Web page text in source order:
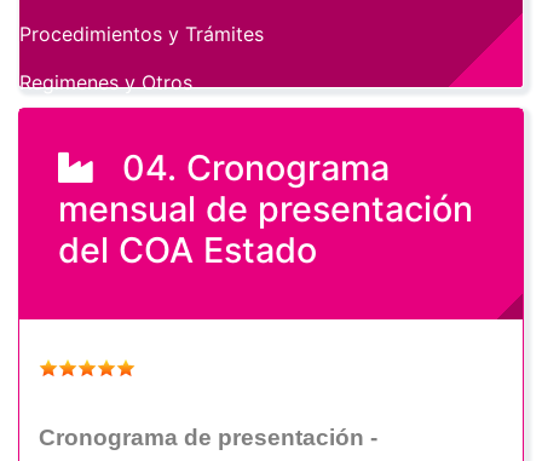
04. Cronograma
mensual de presentación
del COA Estado
Cronograma de presentación -
Procedimientos y Trámites
Regimenes y Otros